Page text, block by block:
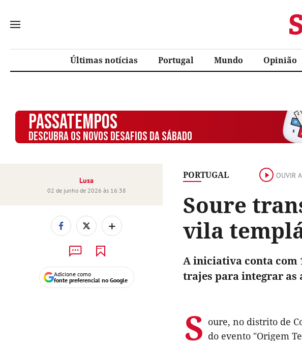
Últimas notícias Portugal Mundo Opinião
PASSATEMPOS
DESCUBRA OS NOVOS DESAFIOS DA SÁBADO
PORTUGAL OUVIR
Soure
vila
Lusa
02 de junho de 2026 às 16:38
+
Adicione como
fonte preferencial no Google
A iniciativa conta com
trajes para integrar as
S oure, no distrito de
do evento "Origem